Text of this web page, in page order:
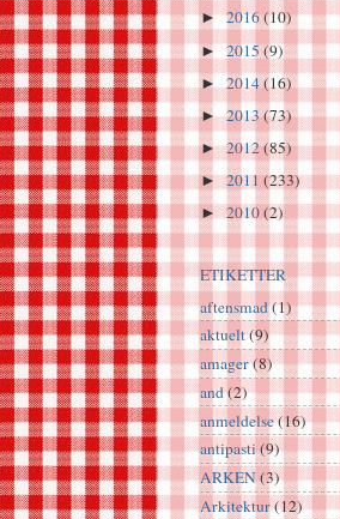
►2016(10)
►2015(9)
► 2014(16)
►2013(73)
►2012(85)
►2011(233)
► 2010(2)
ETIKETTER
aftensmad(1)
aktuelt(9)
amager(8)
and(2)
anmeldelse(16)
antipasti(9)
ARKEN(3)
Arkitektur(12)